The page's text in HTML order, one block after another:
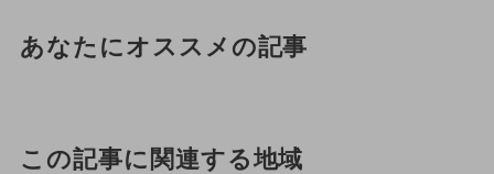
あなたにオススメの記事
この記事に関連する地域